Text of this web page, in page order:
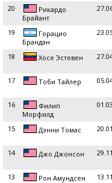
20
Рикардо
Брайант
19
Горацио
Брандан
18 Хосе Эстевен
17 Тоби Тайлер
16
Филип
Морфилд
15 Дэнни Томас
14 Джо Джонсон
13 Рон Амундсен